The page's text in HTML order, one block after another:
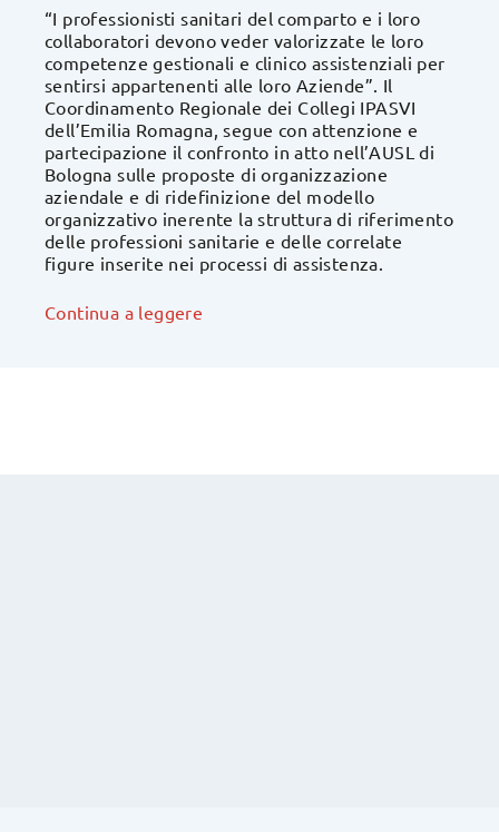
“I professionisti sanitari del comparto e i loro
collaboratori devono veder valorizzate le loro
competenze gestionali e clinico assistenziali per
sentirsi appartenenti alle loro Aziende”. Il
Coordinamento Regionale dei Collegi IPASVI
dell’Emilia Romagna, segue con attenzione e
partecipazione il confronto in atto nell’AUSL di
Bologna sulle proposte di organizzazione
aziendale e di ridefinizione del modello
organizzativo inerente la struttura di riferimento
delle professioni sanitarie e delle correlate
figure inserite nei processi di assistenza.
Continua a leggere